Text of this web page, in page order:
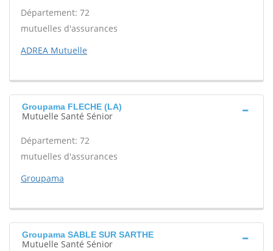
Département: 72
mutuelles d'assurances
ADREA Mutuelle
Groupama FLECHE (LA)
Mutuelle Santé Sénior
Département: 72
mutuelles d'assurances
Groupama
Groupama SABLE SUR SARTHE
Mutuelle Santé Sénior